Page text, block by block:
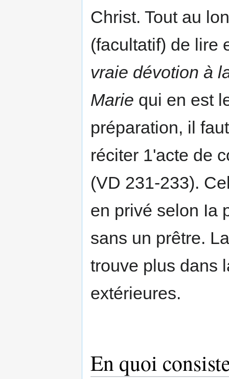
Christ. Tout au
(facultatif) de lire
vraie dévotion à
Marie qui en est
préparation, il
réciter 1'acte de
(VD 231-233).
en privé selon Ia
sans un prêtre.
trouve plus dans
extérieures.
En quoi